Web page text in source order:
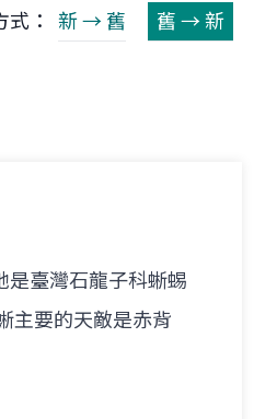
式： 新 → 舊 舊 → 新
是臺灣石龍子科蜥蜴
主要的天敵是赤背